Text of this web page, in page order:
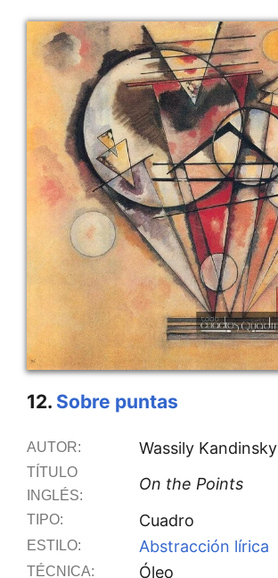
12. Sobre puntas
AUTOR: Wassily Kandinsky
TÍTULO
INGLÉS:
On the Points
TIPO: Cuadro
ESTILO: Abstracción lírica
TÉCNICA: Óleo